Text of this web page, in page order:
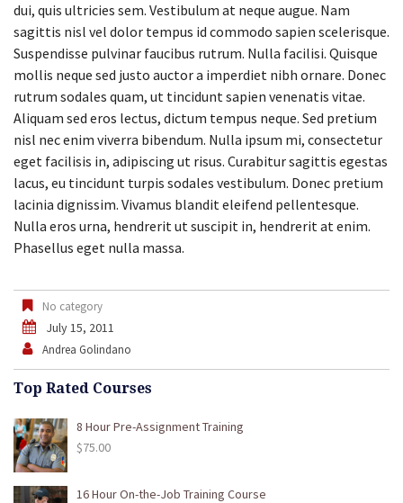
dui, quis ultricies sem. Vestibulum at neque augue. Nam
sagittis nisl vel dolor tempus id commodo sapien scelerisque.
Suspendisse pulvinar faucibus rutrum. Nulla facilisi. Quisque
mollis neque sed justo auctor a imperdiet nibh ornare. Donec
rutrum sodales quam, ut tincidunt sapien venenatis vitae.
Aliquam sed eros lectus, dictum tempus neque. Sed pretium
nisl nec enim viverra bibendum. Nulla ipsum mi, consectetur
eget facilisis in, adipiscing ut risus. Curabitur sagittis egestas
lacus, eu tincidunt turpis sodales vestibulum. Donec pretium
lacinia dignissim. Vivamus blandit eleifend pellentesque.
Nulla eros urna, hendrerit ut suscipit in, hendrerit at enim.
Phasellus eget nulla massa.
No category
July 15, 2011
Andrea Golindano
Top Rated Courses
8 Hour Pre-Assignment Training
$75.00
16 Hour On-the-Job Training Course